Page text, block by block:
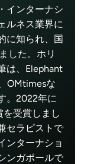
インターナシ
ルネス業界に
に知られ、国
した。ホリ
は、Elephant
OMtimesな
。2022年に
受賞しまし
セラピストで
ンターナショ
ンガポールで